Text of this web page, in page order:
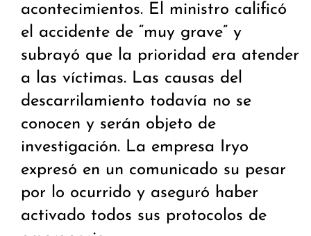
acontecimientos. El ministro calificó
el accidente de “muy grave” y
subrayó que la prioridad era atender
a las víctimas. Las causas del
descarrilamiento todavía no se
conocen y serán objeto de
investigación. La empresa Iryo
expresó en un comunicado su pesar
por lo ocurrido y aseguró haber
activado todos sus protocolos de